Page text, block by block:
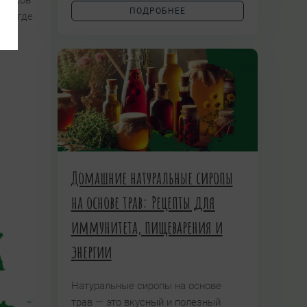
где
ПОДРОБНЕЕ
Домашние натуральные сиропы
на основе трав: Рецепты для
иммунитета, пищеварения и
энергии
Натуральные сиропы на основе
трав — это вкусный и полезный